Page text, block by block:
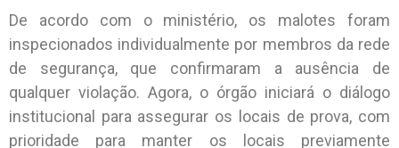
De acordo com o ministério, os malotes foram
inspecionados individualmente por membros da rede
de segurança, que confirmaram a ausência de
qualquer violação. Agora, o órgão iniciará o diálogo
institucional para assegurar os locais de prova, com
prioridade para manter os locais previamente